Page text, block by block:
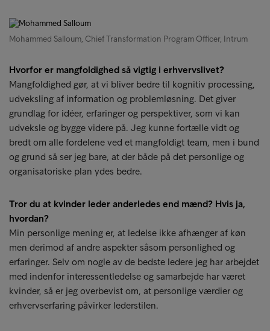
Mohammed Salloum, Chief Transformation Program Officer, Intrum
Hvorfor er mangfoldighed så vigtig i erhvervslivet?
Mangfoldighed gør, at vi bliver bedre til kognitiv processing,
udveksling af information og problemløsning. Det giver
grundlag for idéer, erfaringer og perspektiver, som vi kan
udveksle og bygge videre på. Jeg kunne fortælle vidt og
bredt om alle fordelene ved et mangfoldigt team, men i bund
og grund så ser jeg bare, at der både på det personlige og
organisatoriske plan ydes bedre.
Tror du at kvinder leder anderledes end mænd? Hvis ja,
hvordan?
Min personlige mening er, at ledelse ikke afhænger af køn
men derimod af andre aspekter såsom personlighed og
erfaringer. Selv om nogle av de bedste ledere jeg har arbejdet
med indenfor interessentledelse og samarbejde har været
kvinder, så er jeg overbevist om, at personlige værdier og
erhvervserfaring påvirker lederstilen.